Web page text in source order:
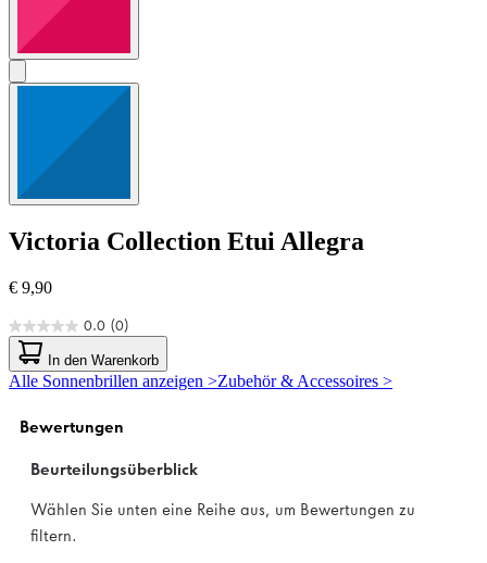
Victoria Collection Etui Allegra
€ 9,90
0.0 (0)
0.0
von
5
Sternen.
In den Warenkorb
Alle Sonnenbrillen anzeigen >Zubehör & Accessoires >